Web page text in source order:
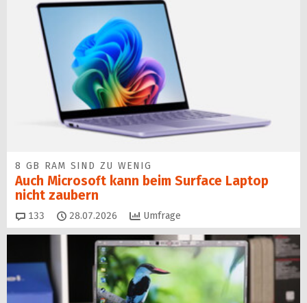
8 GB RAM SIND ZU WENIG
Auch Microsoft kann beim Surface Laptop
nicht zaubern
133 Kommentare
28.07.2026 Umfrage